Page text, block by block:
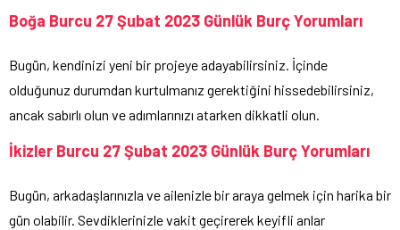
Boğa Burcu 27 Şubat 2023 Günlük Burç Yorumları
Bugün, kendinizi yeni bir projeye adayabilirsiniz. İçinde
olduğunuz durumdan kurtulmanız gerektiğini hissedebilirsiniz,
ancak sabırlı olun ve adımlarınızı atarken dikkatli olun.
İkizler Burcu 27 Şubat 2023 Günlük Burç Yorumları
Bugün, arkadaşlarınızla ve ailenizle bir araya gelmek için harika bir
gün olabilir. Sevdiklerinizle vakit geçirerek keyifli anlar